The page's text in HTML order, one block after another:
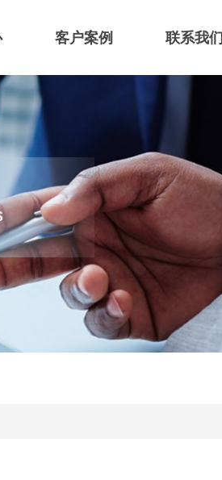
客户案例 联系我们